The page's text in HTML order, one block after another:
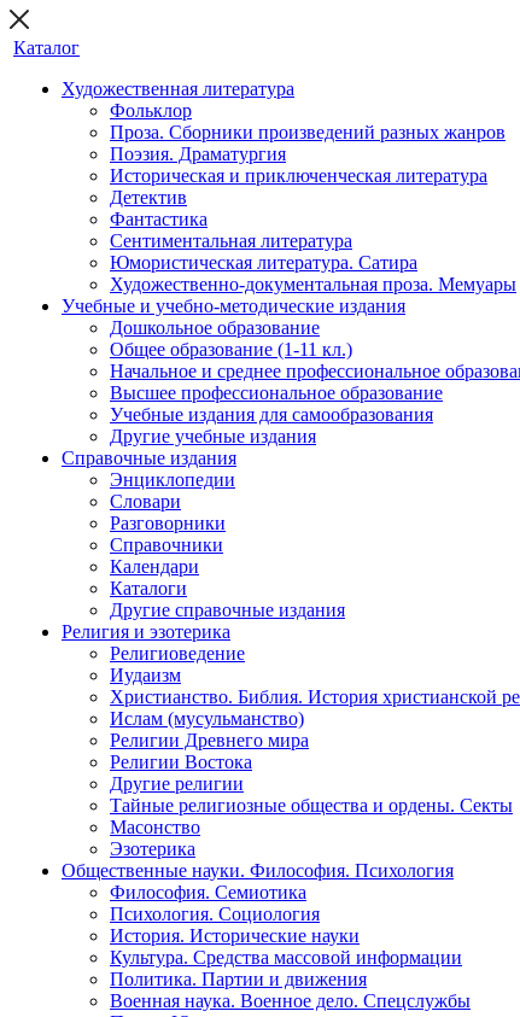
Каталог
Художественная литература
Фольклор
Проза. Сборники произведений разных жанров
Поэзия. Драматургия
Историческая и приключенческая литература
Детектив
Фантастика
Сентиментальная литература
Юмористическая литература. Сатира
Художественно-документальная проза. Мемуары
Учебные и учебно-методические издания
Дошкольное образование
Общее образование (1-11 кл.)
Начальное и среднее профессиональное
Высшее профессиональное образование
Учебные издания для самообразования
Другие учебные издания
Справочные издания
Энциклопедии
Словари
Разговорники
Справочники
Календари
Каталоги
Другие справочные издания
Религия и эзотерика
Религиоведение
Иудаизм
Христианство. Библия. История христианской
Ислам (мусульманство)
Религии Древнего мира
Религии Востока
Другие религии
Тайные религиозные общества и ордены. Секты
Масонство
Эзотерика
Общественные науки. Философия. Психология
Философия. Семиотика
Психология. Социология
История. Исторические науки
Культура. Средства массовой информации
Политика. Партии и движения
Военная наука. Военное дело. Спецслужбы